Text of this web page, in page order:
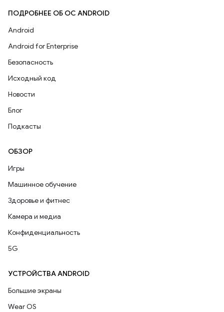
ПОДРОБНЕЕ ОБ ОС ANDROID
Android
Android for Enterprise
Безопасность
Исходный код
Новости
Блог
Подкасты
ОБЗОР
Игры
Машинное обучение
Здоровье и фитнес
Камера и медиа
Конфиденциальность
5G
УСТРОЙСТВА ANDROID
Большие экраны
Wear OS